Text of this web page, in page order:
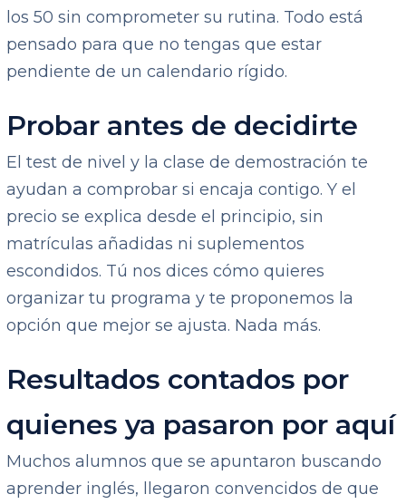
los 50 sin comprometer su rutina. Todo está
pensado para que no tengas que estar
pendiente de un calendario rígido.
Probar antes de decidirte
El test de nivel y la clase de demostración te
ayudan a comprobar si encaja contigo. Y el
precio se explica desde el principio, sin
matrículas añadidas ni suplementos
escondidos. Tú nos dices cómo quieres
organizar tu programa y te proponemos la
opción que mejor se ajusta. Nada más.
Resultados contados por
quienes ya pasaron por aquí
Muchos alumnos que se apuntaron buscando
aprender inglés, llegaron convencidos de que